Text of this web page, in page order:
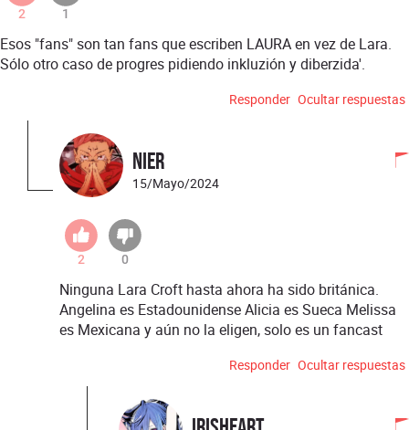
2 1
Esos "fans" son tan fans que escriben LAURA en vez de Lara.
Sólo otro caso de progres pidiendo inkluzión y diberzida'.
Responder Ocultar respuestas
Nier
15/Mayo/2024
2 0
Ninguna Lara Croft hasta ahora ha sido británica.
Angelina es Estadounidense Alicia es Sueca Melissa
es Mexicana y aún no la eligen, solo es un fancast
Responder Ocultar respuestas